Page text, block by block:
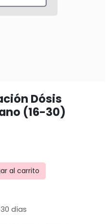
Dósis
(16-30)
al carrito
días